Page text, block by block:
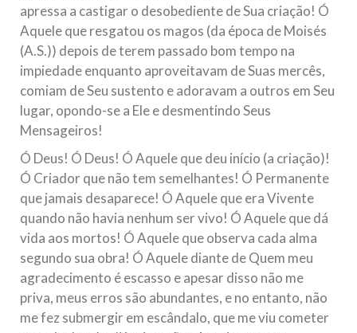
apressa a castigar o desobediente de Sua criação! Ó
Aquele que resgatou os magos (da época de Moisés
(A.S.)) depois de terem passado bom tempo na
impiedade enquanto aproveitavam de Suas mercês,
comiam de Seu sustento e adoravam a outros em Seu
lugar, opondo-se a Ele e desmentindo Seus
Mensageiros!
Ó Deus! Ó Deus! Ó Aquele que deu início (a criação)!
Ó Criador que não tem semelhantes! Ó Permanente
que jamais desaparece! Ó Aquele que era Vivente
quando não havia nenhum ser vivo! Ó Aquele que dá
vida aos mortos! Ó Aquele que observa cada alma
segundo sua obra! Ó Aquele diante de Quem meu
agradecimento é escasso e apesar disso não me
priva, meus erros são abundantes, e no entanto, não
me fez submergir em escândalo, que me viu cometer